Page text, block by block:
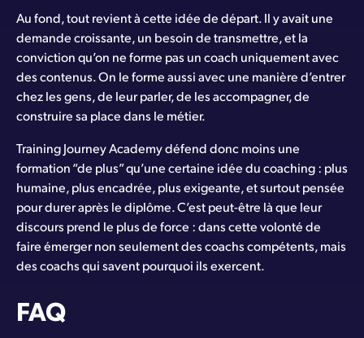
Au fond, tout revient à cette idée de départ. Il y avait une
demande croissante, un besoin de transmettre, et la
conviction qu’on ne forme pas un coach uniquement avec
des contenus. On le forme aussi avec une manière d’entrer
chez les gens, de leur parler, de les accompagner, de
construire sa place dans le métier.
Training Journey Academy défend donc moins une
formation “de plus” qu’une certaine idée du coaching : plus
humaine, plus encadrée, plus exigeante, et surtout pensée
pour durer après le diplôme. C’est peut-être là que leur
discours prend le plus de force : dans cette volonté de
faire émerger non seulement des coachs compétents, mais
des coachs qui savent pourquoi ils exercent.
FAQ